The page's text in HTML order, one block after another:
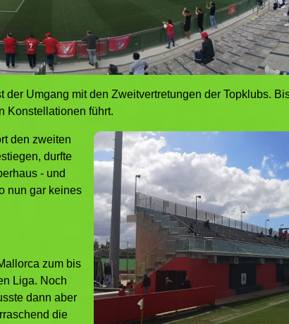
Umgang mit den Zweitvertretungen der Topklubs.
Konstellationen führt.
den zweiten
durfte
- und
nun gar keines
zum bis
Liga. Noch
dann aber
die